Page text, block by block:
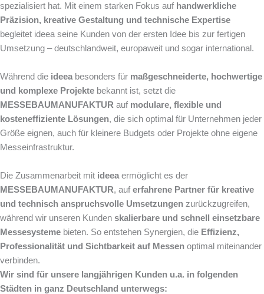
spezialisiert hat. Mit einem starken Fokus auf handwerkliche
Präzision, kreative Gestaltung und technische Expertise
begleitet ideea seine Kunden von der ersten Idee bis zur fertigen
Umsetzung – deutschlandweit, europaweit und sogar international.
Während die ideea besonders für maßgeschneiderte, hochwertige
und komplexe Projekte bekannt ist, setzt die
MESSEBAUMANUFAKTUR auf modulare, flexible und
kosteneffiziente Lösungen, die sich optimal für Unternehmen jeder
Größe eignen, auch für kleinere Budgets oder Projekte ohne eigene
Messeinfrastruktur.
Die Zusammenarbeit mit ideea ermöglicht es der
MESSEBAUMANUFAKTUR, auf erfahrene Partner für kreative
und technisch anspruchsvolle Umsetzungen zurückzugreifen,
während wir unseren Kunden skalierbare und schnell einsetzbare
Messesysteme bieten. So entstehen Synergien, die Effizienz,
Professionalität und Sichtbarkeit auf Messen optimal miteinander
verbinden.
Wir sind für unsere langjährigen Kunden u.a. in folgenden
Städten in ganz Deutschland unterwegs: